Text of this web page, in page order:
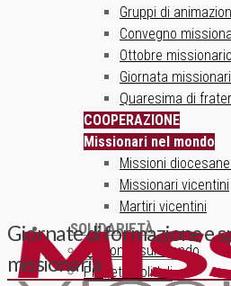
Gruppi di
Convegno
Ottobre missionario
Giornata
Quaresima di
COOPERAZIONE
Missionari nel mondo
Missioni
Missionari vicentini
Martiri vicentini
SOLIDARIETÀ
Un ponte sul mondo
Progetti solidali
Giornate di formazione e
missionaria